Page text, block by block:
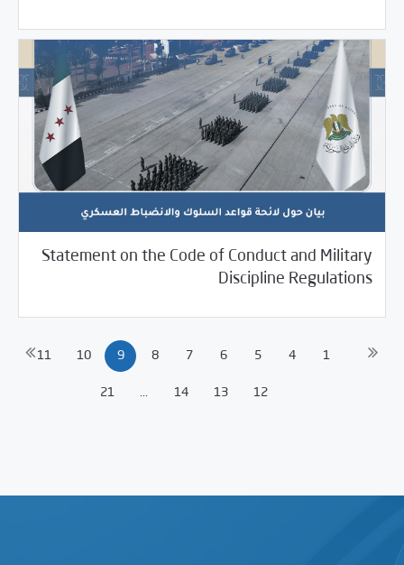
Statement on the Code of Conduct and Military
Discipline Regulations
06/02/2025 بيانات المركز
1
4
5
6
7
8
9
10
11
12
13
14
21